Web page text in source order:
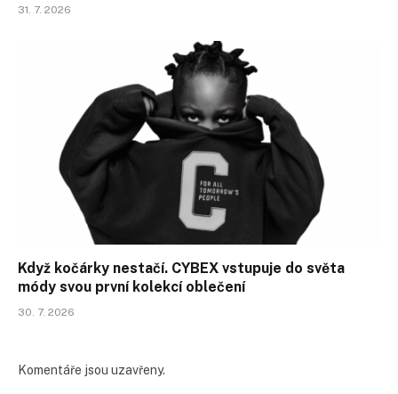
31. 7. 2026
Když kočárky nestačí. CYBEX vstupuje do světa
módy svou první kolekcí oblečení
30. 7. 2026
Komentáře jsou uzavřeny.